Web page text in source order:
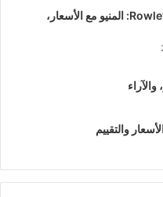
روليز الرياض Rowley’s: المنيو مع الأسعار،
والتقييم